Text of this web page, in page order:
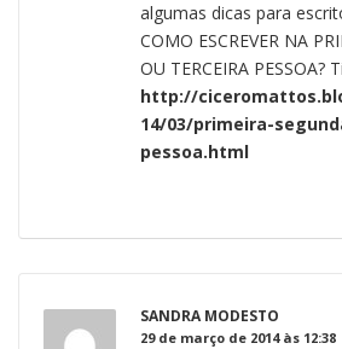
algumas dicas para
COMO ESCREVER NA
OU TERCEIRA PESSOA?
http://
14/03/primeira-
pessoa.html
SANDRA MODESTO
29 de março de 2014 às 12:38